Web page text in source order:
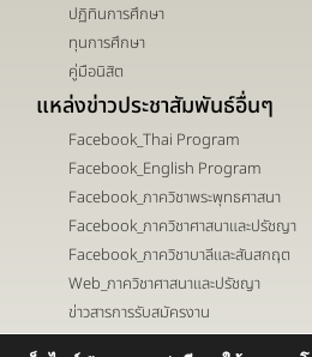
ปฏิทินการศึกษา
ทุนการศึกษา
คู่มือนิสิต
แหล่งข่าวประชาสัมพันธ์อื่นๆ
Facebook_Thai Program
Facebook_English Program
Facebook_ภาควิชาพระพุทธศาสนา
Facebook_ภาควิชาศาสนาและปรัชญา
Facebook_ภาควิชาบาลีและสันสกฤต
Web_ภาควิชาศาสนาและปรัชญา
ข่าวสารการรับสมัครงาน